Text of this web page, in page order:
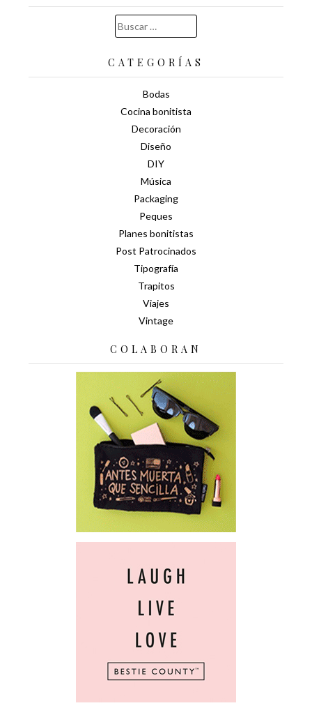
Buscar:
CATEGORÍAS
Bodas
Cocina bonitista
Decoración
Diseño
DIY
Música
Packaging
Peques
Planes bonitistas
Post Patrocinados
Tipografía
Trapitos
Viajes
Vintage
COLABORAN